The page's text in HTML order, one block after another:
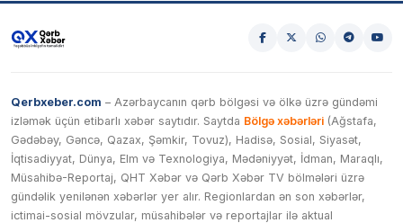
Qerbxeber.com – Azərbaycanın qərb bölgəsi və ölkə üzrə gündəmi
izləmək üçün etibarlı xəbər saytıdır. Saytda Bölgə xəbərləri (Ağstafa,
Gədəbəy, Gəncə, Qazax, Şəmkir, Tovuz), Hadisə, Sosial, Siyasət,
İqtisadiyyat, Dünya, Elm və Texnologiya, Mədəniyyət, İdman, Maraqlı,
Müsahibə-Reportaj, QHT Xəbər və Qərb Xəbər TV bölmələri üzrə
gündəlik yenilənən xəbərlər yer alır. Regionlardan ən son xəbərlər,
ictimai-sosial mövzular, müsahibələr və reportajlar ilə aktual